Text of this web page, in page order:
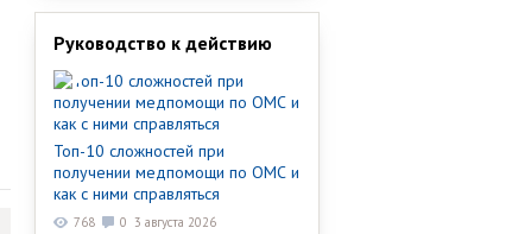
Руководство к действию
Топ-10 сложностей при
получении медпомощи по ОМС и
как с ними справляться
768 0 3 августа 2026